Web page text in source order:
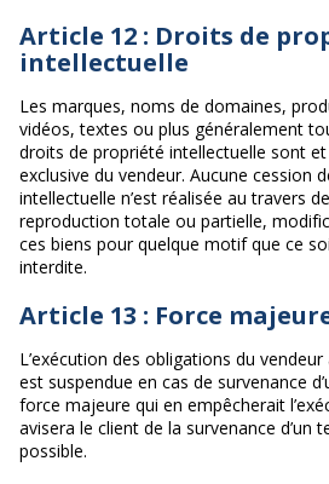
Article 12 : Droits de
intellectuelle
Les marques, noms de domaines,
vidéos, textes ou plus généralement
droits de propriété intellectuelle sont
exclusive du vendeur. Aucune cession
intellectuelle n’est réalisée au travers
reproduction totale ou partielle,
ces biens pour quelque motif que ce
interdite.
Article 13 : Force
L’exécution des obligations du
est suspendue en cas de survenance
force majeure qui en empêcherait
avisera le client de la survenance d’un
possible.